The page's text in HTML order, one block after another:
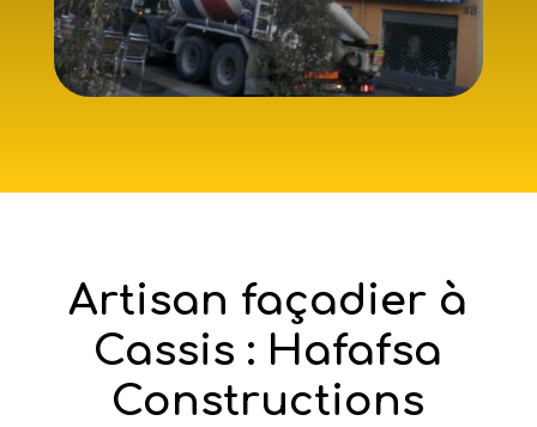
Artisan façadier à
Cassis : Hafafsa
Constructions